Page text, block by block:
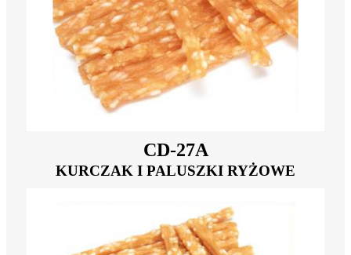
CD-27A
KURCZAK I PALUSZKI RYŻOWE